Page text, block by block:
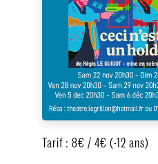
Tarif : 8€ / 4€ (-12 ans)